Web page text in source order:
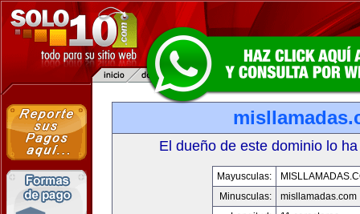
El dueño de este dominio lo
Mayusculas:
Minusculas:
misllamadas.com